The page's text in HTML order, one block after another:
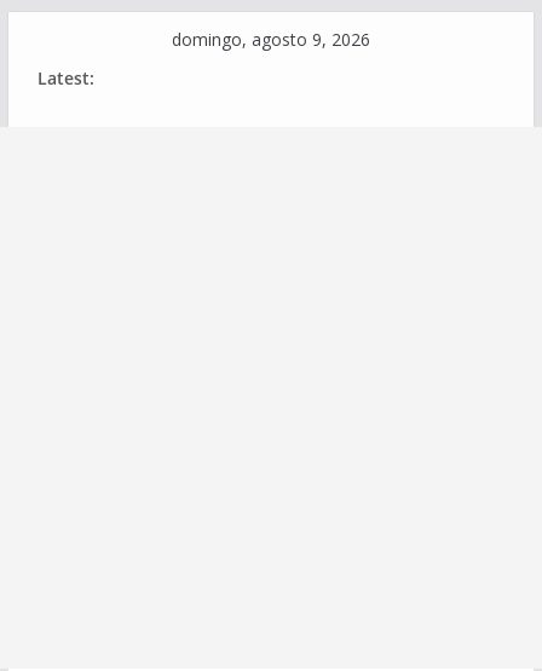
domingo, agosto 9, 2026
Latest: